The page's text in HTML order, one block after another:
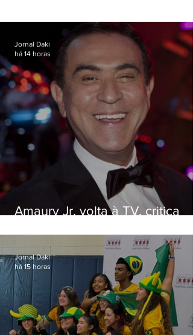
Amaury Jr. volta à TV, critica
viraram colunistas de si
Jornal Daki
há 14 horas
Jornal Daki
há 15 horas